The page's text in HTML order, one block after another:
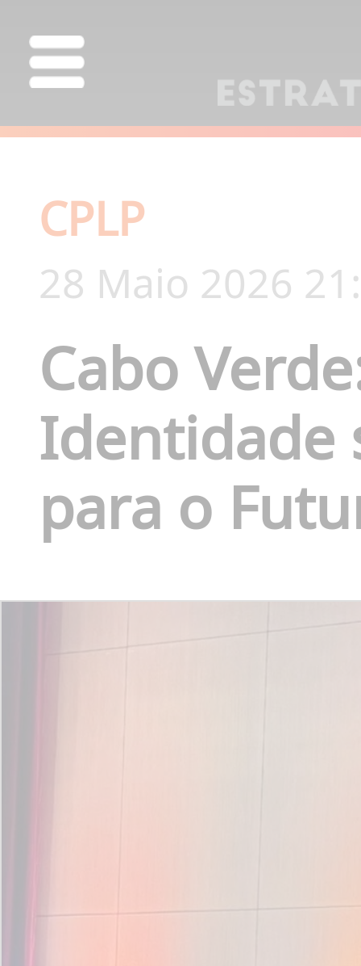
CPLP
28 Maio 2026
Cabo
Identidade
para o